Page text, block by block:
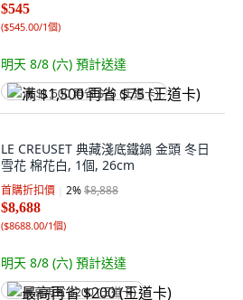
$545
($545.00/1個)
明天 8/8 (六) 預計送達
满 $1,500 再省 $75 (王道卡)
LE CREUSET 典藏淺底鐵鍋 金頭 冬日
雪花 棉花白, 1個, 26cm
首購折扣價 2%$8,888
$8,688
($8688.00/1個)
明天 8/8 (六) 預計送達
最高再省 $200 (王道卡)